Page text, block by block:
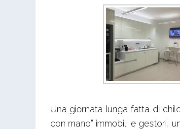
Una giornata lunga fatta di
con mano” immobili e gestori,